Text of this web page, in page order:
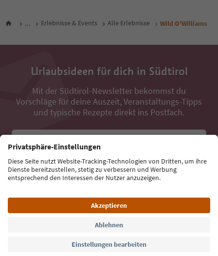
... Erlebnisse & Events Alle Erlebnisse Wild O'Williams
Urlaubsideen für dich in Südtirol
Mit der Südtirol-Newsletter bekommst du
Vorschläge für deine Auszeit, Veranstaltungs-Tipps
und typische Rezepte direkt ins Postfach.
Jetzt anmelden